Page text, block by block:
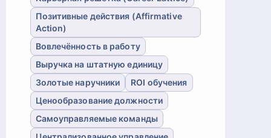
Позитивные действия (Affirmative
Action)
Вовлечённость в работу
Выручка на штатную единицу
Золотые наручники
ROI обучения
Ценообразование должности
Самоуправляемые команды